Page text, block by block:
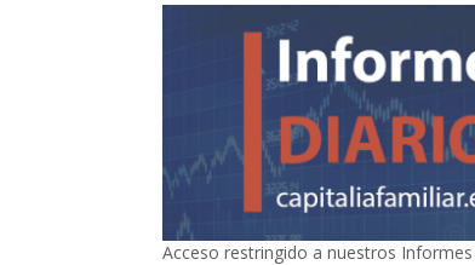
Acceso restringido a nuestros Informes